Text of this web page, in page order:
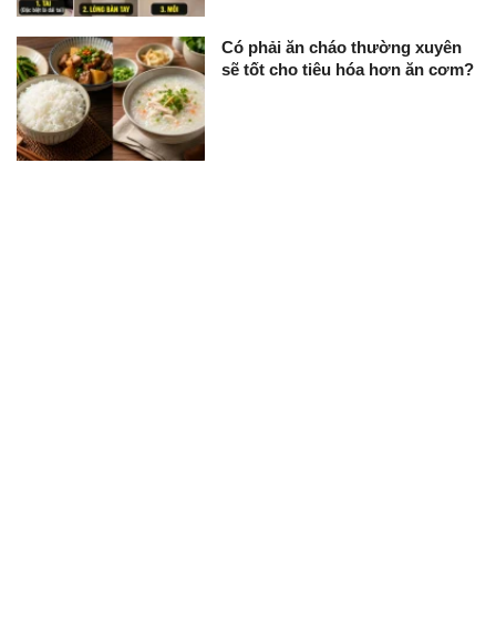
Có phải ăn cháo thường xuyên
sẽ tốt cho tiêu hóa hơn ăn cơm?